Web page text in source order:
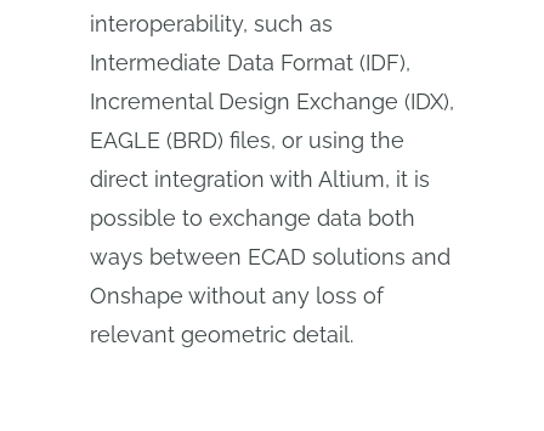
interoperability, such as
Intermediate Data Format (IDF),
Incremental Design Exchange (IDX),
EAGLE (BRD) files, or using the
direct integration with Altium, it is
possible to exchange data both
ways between ECAD solutions and
Onshape without any loss of
relevant geometric detail.